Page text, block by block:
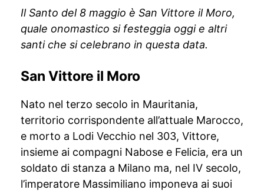
Il Santo del 8 maggio è San Vittore il Moro,
quale onomastico si festeggia oggi e altri
santi che si celebrano in questa data.
San Vittore il Moro
Nato nel terzo secolo in Mauritania,
territorio corrispondente all’attuale Marocco,
e morto a Lodi Vecchio nel 303, Vittore,
insieme ai compagni Nabose e Felicia, era un
soldato di stanza a Milano ma, nel IV secolo,
l’imperatore Massimiliano imponeva ai suoi